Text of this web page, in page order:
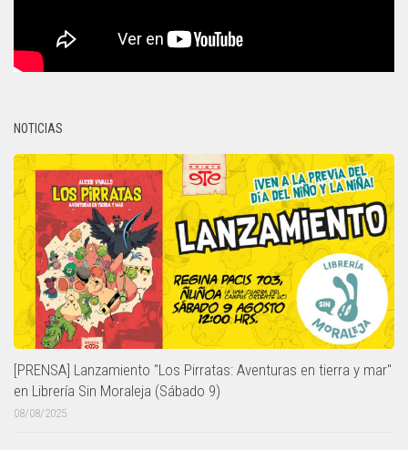
NOTICIAS
[PRENSA] Lanzamiento "Los Pirratas: Aventuras en tierra y mar"
en Librería Sin Moraleja (Sábado 9)
08/08/2025